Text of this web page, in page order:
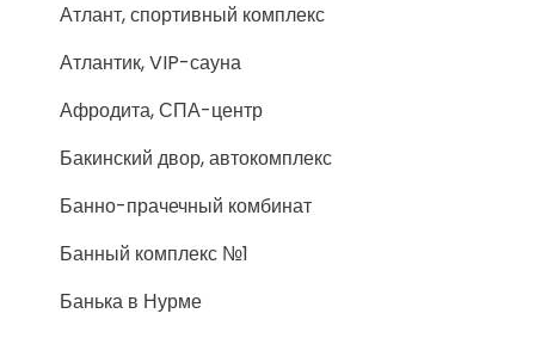
Атлант, спортивный комплекс
Атлантик, VIP-сауна
Афродита, СПА-центр
Бакинский двор, автокомплекс
Банно-прачечный комбинат
Банный комплекс №1
Банька в Нурме